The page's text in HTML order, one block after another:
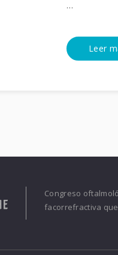
…
Leer
Congreso
facorrefractiva